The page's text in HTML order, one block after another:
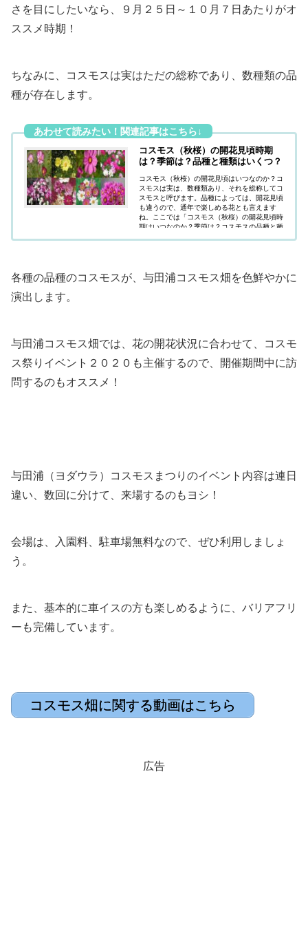
さを目にしたいなら、９月２５日～１０月７日あたりがオ
ススメ時期！
ちなみに、コスモスは実はただの総称であり、数種類の品
種が存在します。
コスモス（秋桜）の開花見頃時期
は？季節は？品種と種類はいくつ？
コスモス（秋桜）の開花見頃はいつなのか？コ
スモスは実は、数種類あり、それを総称してコ
スモスと呼びます。品種によっては、開花見頃
も違うので、通年で楽しめる花とも言えます
ね。ここでは「コスモス（秋桜）の開花見頃時
期はいつなのか？季節は？コスモスの品種と種
各種の品種のコスモスが、与田浦コスモス畑を色鮮やかに
演出します。
与田浦コスモス畑では、花の開花状況に合わせて、コスモ
ス祭りイベント２０２０も主催するので、開催期間中に訪
問するのもオススメ！
与田浦（ヨダウラ）コスモスまつりのイベント内容は連日
違い、数回に分けて、来場するのもヨシ！
会場は、入園料、駐車場無料なので、ぜひ利用しましょ
う。
また、基本的に車イスの方も楽しめるように、バリアフリ
ーも完備しています。
コスモス畑に関する動画はこちら
広告